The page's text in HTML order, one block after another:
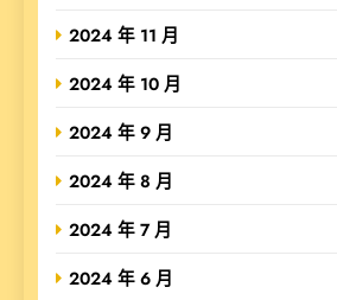
2024 年 11 月
2024 年 10 月
2024 年 9 月
2024 年 8 月
2024 年 7 月
2024 年 6 月